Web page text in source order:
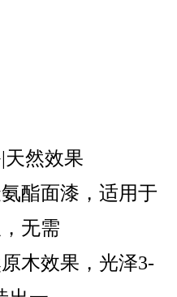
然效果
酯面漆，适用于
无需
木效果，光泽3-